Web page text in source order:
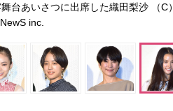
台あいさつに出席した織田梨沙 （C）
inc.